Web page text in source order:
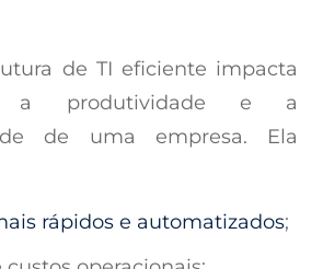
de TI eficiente impacta
a produtividade e a
de uma empresa. Ela
rápidos e automatizados;